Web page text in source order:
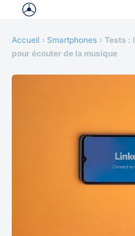
Accueil › Smartphones › Tests :
pour écouter de la musique